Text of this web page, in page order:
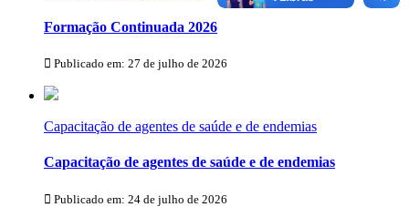
Formação Continuada 2026
Publicado em: 27 de julho de 2026
Capacitação de agentes de saúde e de endemias
Capacitação de agentes de saúde e de endemias
Publicado em: 24 de julho de 2026